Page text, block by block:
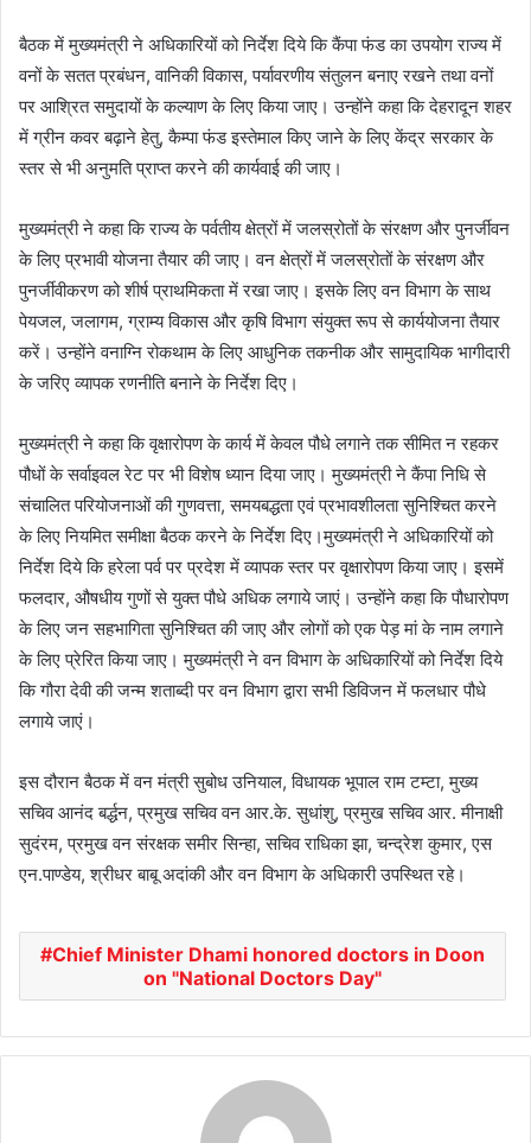
बैठक में मुख्यमंत्री ने अधिकारियों को निर्देश दिये कि कैंपा फंड का उपयोग राज्य में
वनों के सतत प्रबंधन, वानिकी विकास, पर्यावरणीय संतुलन बनाए रखने तथा वनों
पर आश्रित समुदायों के कल्याण के लिए किया जाए। उन्होंने कहा कि देहरादून शहर
में ग्रीन कवर बढ़ाने हेतु, कैम्पा फंड इस्तेमाल किए जाने के लिए केंद्र सरकार के
स्तर से भी अनुमति प्राप्त करने की कार्यवाई की जाए।
मुख्यमंत्री ने कहा कि राज्य के पर्वतीय क्षेत्रों में जलस्रोतों के संरक्षण और पुनर्जीवन
के लिए प्रभावी योजना तैयार की जाए। वन क्षेत्रों में जलस्रोतों के संरक्षण और
पुनर्जीवीकरण को शीर्ष प्राथमिकता में रखा जाए। इसके लिए वन विभाग के साथ
पेयजल, जलागम, ग्राम्य विकास और कृषि विभाग संयुक्त रूप से कार्ययोजना तैयार
करें। उन्होंने वनाग्नि रोकथाम के लिए आधुनिक तकनीक और सामुदायिक भागीदारी
के जरिए व्यापक रणनीति बनाने के निर्देश दिए।
मुख्यमंत्री ने कहा कि वृक्षारोपण के कार्य में केवल पौधे लगाने तक सीमित न रहकर
पौधों के सर्वाइवल रेट पर भी विशेष ध्यान दिया जाए। मुख्यमंत्री ने कैंपा निधि से
संचालित परियोजनाओं की गुणवत्ता, समयबद्धता एवं प्रभावशीलता सुनिश्चित करने
के लिए नियमित समीक्षा बैठक करने के निर्देश दिए।मुख्यमंत्री ने अधिकारियों को
निर्देश दिये कि हरेला पर्व पर प्रदेश में व्यापक स्तर पर वृक्षारोपण किया जाए। इसमें
फलदार, औषधीय गुणों से युक्त पौधे अधिक लगाये जाएं। उन्होंने कहा कि पौधारोपण
के लिए जन सहभागिता सुनिश्चित की जाए और लोगों को एक पेड़ मां के नाम लगाने
के लिए प्रेरित किया जाए। मुख्यमंत्री ने वन विभाग के अधिकारियों को निर्देश दिये
कि गौरा देवी की जन्म शताब्दी पर वन विभाग द्वारा सभी डिविजन में फलधार पौधे
लगाये जाएं।
इस दौरान बैठक में वन मंत्री सुबोध उनियाल, विधायक भूपाल राम टम्टा, मुख्य
सचिव आनंद बर्द्धन, प्रमुख सचिव वन आर.के. सुधांशु, प्रमुख सचिव आर. मीनाक्षी
सुदंरम, प्रमुख वन संरक्षक समीर सिन्हा, सचिव राधिका झा, चन्द्रेश कुमार, एस
एन.पाण्डेय, श्रीधर बाबू अदांकी और वन विभाग के अधिकारी उपस्थित रहे।
Chief Minister Dhami honored doctors in Doon
on "National Doctors Day"